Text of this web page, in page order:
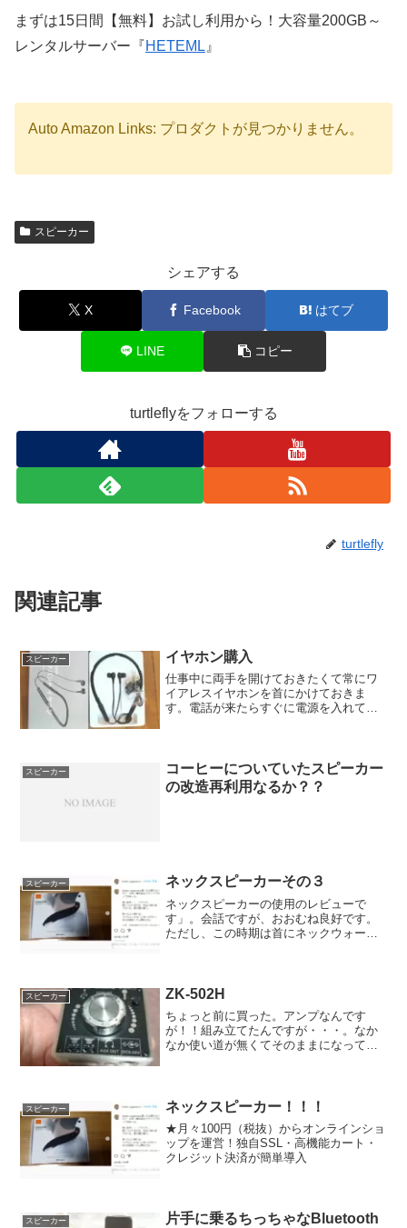
まずは15日間【無料】お試し利用から！大容量200GB～
レンタルサーバー『HETEML 』
Auto Amazon Links: プロダクトが見つかりません。
スピーカー
シェアする
X Facebook はてブ
LINE コピー
turtleflyをフォローする
turtlefly
関連記事
スピーカー イヤホン購入
仕事中に両手を開けておきたくて常にワ
イアレスイヤホンを首にかけておきま
す。電話が来たらすぐに電源を入れて耳
て事でaptx対応の物を選...
スピーカー
コーヒーについていたスピーカー
の改造再利用なるか？？
スピーカー ネックスピーカーその３
ネックスピーカーの使用のレビューで
す」。会話ですが、おおむね良好です。
ただし、この時期は首にネックウォーマ
可能もある。もうちょい肌触り...
スピーカー ZK-502H
ちょっと前に買った。アンプなんです
が！！組み立てたんですが・・・。なか
なか使い道が無くてそのままになってい
リンターで作ります。何度...
スピーカー ネックスピーカー！！！
★月々100円（税抜）からオンラインショ
ップを運営！独自SSL・高機能カート・
クレジット決済が簡単導入
スピーカー
片手に乗るちっちゃなBluetooth